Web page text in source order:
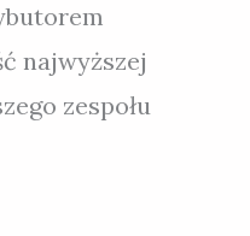
najwyższej
zespołu